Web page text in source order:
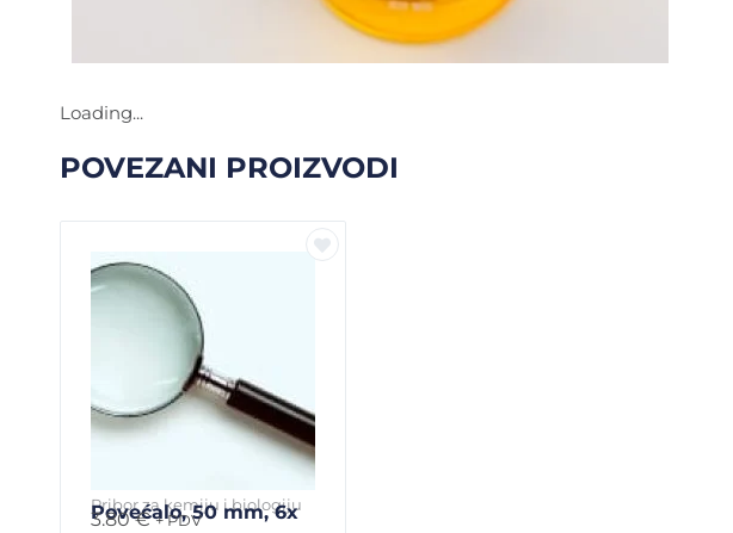
Loading...
POVEZANI PROIZVODI
Pribor za kemiju i biologiju
Povećalo, 50 mm, 6x
3.80€ + PDV